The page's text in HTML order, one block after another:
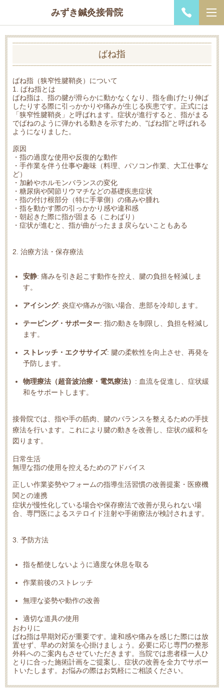
みずき鍼灸接骨院
ばね指
ばね指（狭窄性腱鞘炎）について
1. ばね指とは
ばね指は、指の腱が滑らかに動かなくなり、指を曲げたり伸ば
したりする際に引っかかりや痛みが生じる疾患です。正式には
「狭窄性腱鞘炎」と呼ばれます。症状が進行すると、指がまる
でばねのように弾かれる動きを示すため、"ばね指"と呼ばれる
ようになりました。
原因
・指の過度な使用や反復的な動作
・手作業を伴う仕事や趣味（料理、パソコン作業、大工仕事な
ど）
・加齢やホルモンバランスの変化
・糖尿病や関節リウマチなどの基礎疾患症状
・指の付け根部分（特に手掌側）の痛みや腫れ
・指を動かす際の引っかかり感や違和感
・朝起きた際に指が固まる（こわばり）
・症状が進むと、指が曲がったまま戻らないこともある
2. 治療方法・ 保存療法
安静: 痛みを引き起こす動作を控え、腱の負担を軽減しま
す。
アイシング: 炎症や痛みが強い場合、患部を冷却します。
テーピング・サポーター: 指の動きを制限し、負担を軽減し
ます。
ストレッチ・エクササイズ: 腱の柔軟性を向上させ、再発を
予防します。
物理療法（超音波治療・電気療法） : 血流を促進し、症状緩
和をサポートします。
接骨院では、指や手の筋肉、腱のバランスを整えるための手技
療法を行います。これにより腱の動きを改善し、症状の緩和を
図ります。
日常生活
無理な指の使用を控えるためのアドバイス
正しい作業姿勢やフォームの指導生活習慣の改善提案・医療機
関との連携
症状が慢性化している場合や保存療法で改善が見られない場
合、専門医によるステロイド注射や手術療法が検討されます。
3. 予防方法
指を酷使しないように適度な休息を取る
作業前後のストレッチ
無理な姿勢や動作の改善
適切な道具の使用
おわりに
ばね指は早期対応が重要です。違和感や痛みを感じた際には放
置せず、早めの対策を心掛けましょう。必要に応じ専門の整形
外科へのご案内もさせていただきます。当院では患者様一人ひ
とりに合った施術計画をご提案し、症状の改善を全力でサポー
トいたします。お悩みの際はお気軽にご相談ください。